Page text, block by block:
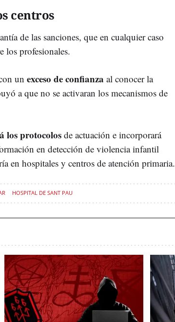
centros
de las sanciones, que en cualquier caso
los profesionales.
un exceso de confianza al conocer la
a que no se activaran los mecanismos de
los protocolos de actuación e incorporará
en detección de violencia infantil
en hospitales y centros de atención primaria.
HOSPITAL DE SANT PAU